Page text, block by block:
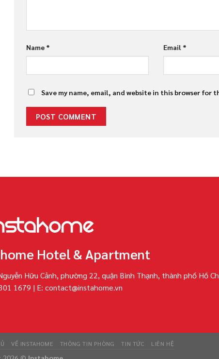
Name * Email *
Save my name, email, and website in this browser for
Hotel & Apartment
Hữu Cảnh, phường 22, quận Bình Thạnh, thành phố Hồ
1679 | E: contact@instahome.vn
VỀ INSTAHOME THÔNG TIN PHÒNG TIN TỨC LIÊN HỆ